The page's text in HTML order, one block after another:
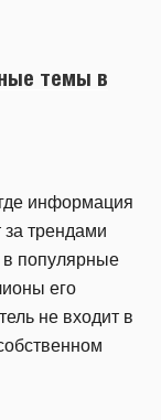
темы в
информация
трендами
в популярные
его
не входит в